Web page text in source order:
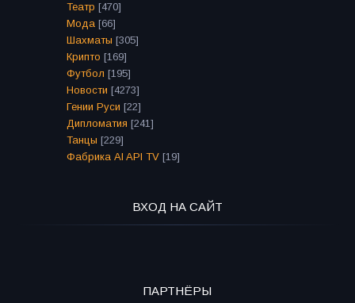
Театр [470]
Мода [66]
Шахматы [305]
Крипто [169]
Футбол [195]
Новости [4273]
Гении Руси [22]
Дипломатия [241]
Танцы [229]
Фабрика AI API TV [19]
ВХОД НА САЙТ
ПАРТНЁРЫ